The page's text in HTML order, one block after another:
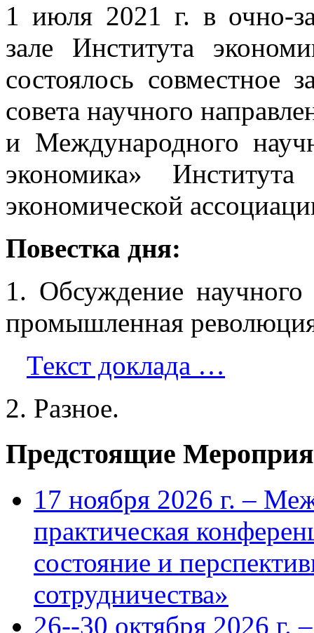
1 июля 2021 г. в очно-
зале Института
состоялось совместное
совета научного
и Международного
экономика»
экономической
Повестка дня:
1. Обсуждение
промышленная
Текст доклада …
2. Разное.
Предстоящие
17 ноября 2026 г. –
практическая
состояние и
сотрудничества»
26--30 октября 2026 г.